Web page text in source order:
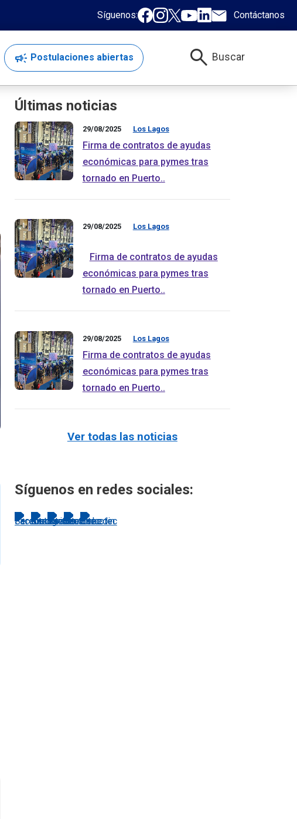
Síguenos: Contáctanos
campaign Postulaciones abiertas search Buscar
Últimas noticias
29/08/2025 Los Lagos
Firma de contratos de ayudas
económicas para pymes tras
tornado en Puerto..
29/08/2025 Los Lagos
Firma de contratos de ayudas
económicas para pymes tras
tornado en Puerto..
29/08/2025 Los Lagos
Firma de contratos de ayudas
económicas para pymes tras
tornado en Puerto..
Ver todas las noticias
Síguenos en redes sociales: